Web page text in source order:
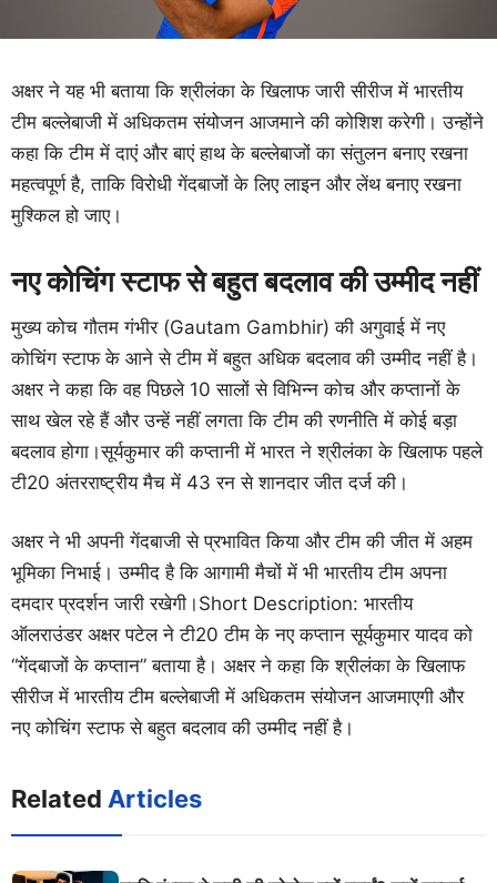
अक्षर ने यह भी बताया कि श्रीलंका के खिलाफ जारी सीरीज में भारतीय
टीम बल्लेबाजी में अधिकतम संयोजन आजमाने की कोशिश करेगी। उन्होंने
कहा कि टीम में दाएं और बाएं हाथ के बल्लेबाजों का संतुलन बनाए रखना
महत्वपूर्ण है, ताकि विरोधी गेंदबाजों के लिए लाइन और लेंथ बनाए रखना
मुश्किल हो जाए।
नए कोचिंग स्टाफ से बहुत बदलाव की उम्मीद नहीं
मुख्य कोच गौतम गंभीर (Gautam Gambhir) की अगुवाई में नए
कोचिंग स्टाफ के आने से टीम में बहुत अधिक बदलाव की उम्मीद नहीं है।
अक्षर ने कहा कि वह पिछले 10 सालों से विभिन्न कोच और कप्तानों के
साथ खेल रहे हैं और उन्हें नहीं लगता कि टीम की रणनीति में कोई बड़ा
बदलाव होगा।सूर्यकुमार की कप्तानी में भारत ने श्रीलंका के खिलाफ पहले
टी20 अंतरराष्ट्रीय मैच में 43 रन से शानदार जीत दर्ज की।
अक्षर ने भी अपनी गेंदबाजी से प्रभावित किया और टीम की जीत में अहम
भूमिका निभाई। उम्मीद है कि आगामी मैचों में भी भारतीय टीम अपना
दमदार प्रदर्शन जारी रखेगी।Short Description: भारतीय
ऑलराउंडर अक्षर पटेल ने टी20 टीम के नए कप्तान सूर्यकुमार यादव को
“गेंदबाजों के कप्तान” बताया है। अक्षर ने कहा कि श्रीलंका के खिलाफ
सीरीज में भारतीय टीम बल्लेबाजी में अधिकतम संयोजन आजमाएगी और
नए कोचिंग स्टाफ से बहुत बदलाव की उम्मीद नहीं है।
Related Articles